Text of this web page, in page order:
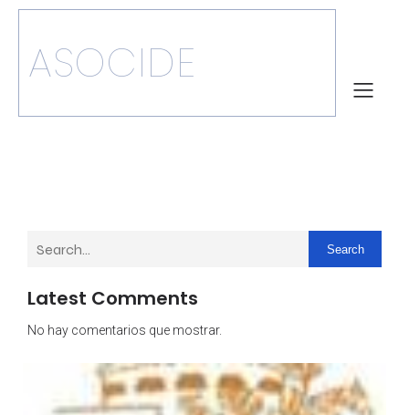
ASOCIDE
Search
Latest Comments
No hay comentarios que mostrar.